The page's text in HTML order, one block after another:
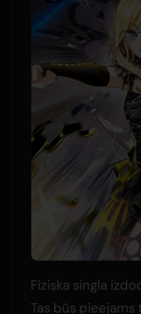
Fiziska singla
Tas būs